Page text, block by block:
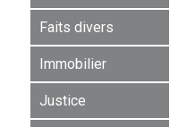
Faits divers
Immobilier
Justice